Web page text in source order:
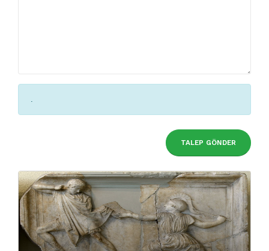
.
TALEP GÖNDER